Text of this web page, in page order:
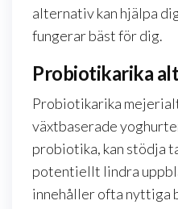
alternativ kan hjälpa
fungerar bäst för dig.
Probiotikarika
Probiotikarika
växtbaserade
probiotika, kan stödja
potentiellt lindra
innehåller ofta nyttiga